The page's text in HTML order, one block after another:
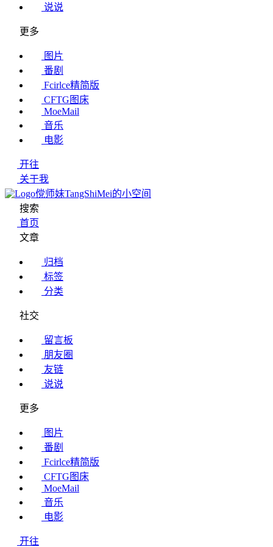
说说
更多
图片
番剧
Fcirlce精简版
CFTG图床
MoeMail
音乐
电影
开往
关于我
傥师妹TangShiMei的小空间
搜索
首页
文章
归档
标签
分类
社交
留言板
朋友圈
友链
说说
更多
图片
番剧
Fcirlce精简版
CFTG图床
MoeMail
音乐
电影
开往